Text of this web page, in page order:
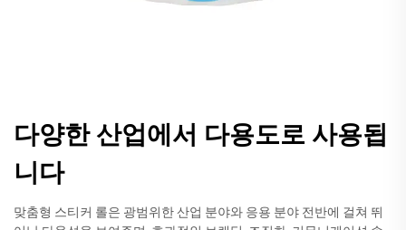
다양한 산업에서 다용도로 사용됩
니다
맞춤형 스티커 롤은 광범위한 산업 분야와 응용 분야 전반에 걸쳐 뛰